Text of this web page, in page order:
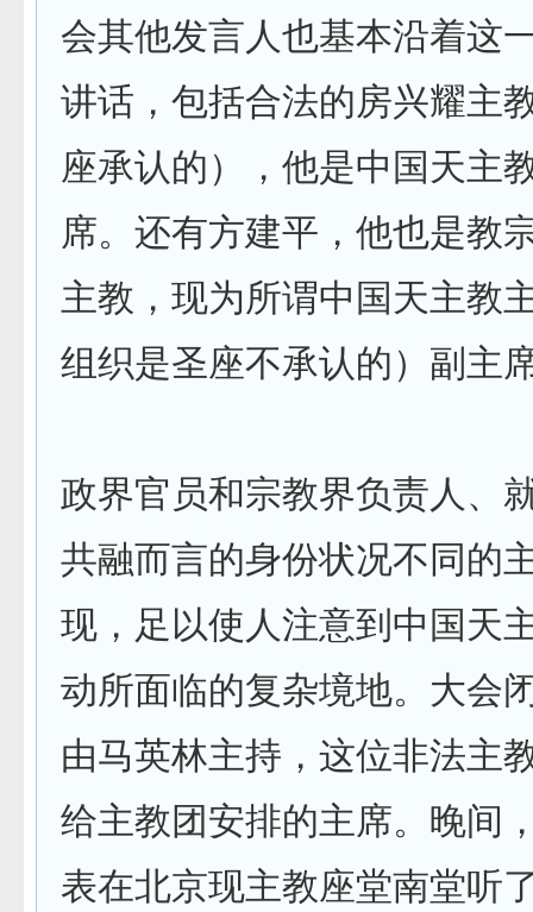
会其他发言人也基本沿着这
讲话，包括合法的房兴耀主
座承认的），他是中国天主
席。还有方建平，他也是教
主教，现为所谓中国天主教
组织是圣座不承认的）副主
政界官员和宗教界负责人、
共融而言的身份状况不同的
现，足以使人注意到中国天
动所面临的复杂境地。大会
由马英林主持，这位非法主
给主教团安排的主席。晚间
表在北京现主教座堂南堂听